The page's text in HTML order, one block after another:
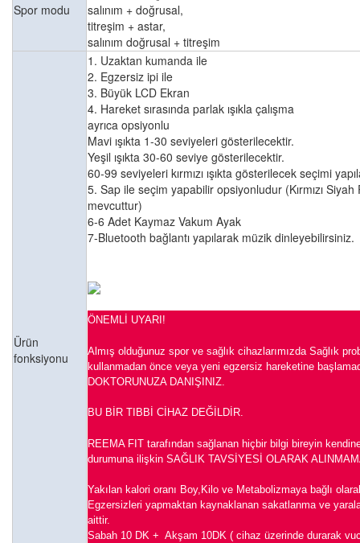
Spor modu
salınım + doğrusal,
titreşim + astar,
salınım doğrusal + titreşim
Ürün
fonksiyonu
1. Uzaktan kumanda ile
2. Egzersiz ipi ile
3. Büyük LCD Ekran
4. Hareket sırasında parlak ışıkla çalışma
ayrıca opsiyonlu
Mavi ışıkta 1-30 seviyeleri gösterilecektir.
Yeşil ışıkta 30-60 seviye gösterilecektir.
60-99 seviyeleri kırmızı ışıkta gösterilecek seçimi
5. Sap ile seçim yapabilir opsiyonludur (Kırmızı
mevcuttur)
6-6 Adet Kaymaz Vakum Ayak
7-Bluetooth bağlantı yapılarak müzik dinleyebilirsiniz.
ÖNEMLİ UYARI!
Almış olduğunuz spor ve sağlık cihazlarımızda Sağlık
kullanmadan önce veya yeni egzersiz hareketine
DOKTORUNUZA DANIŞINIZ.
BU BİR TIBBİ CİHAZ DEĞİLDİR.
REEMA FIT tarafından sağlanan hiçbir bilgi bireyin
durumuna ilişkin SAĞLIK TAVSİYESİ OLARAK
Yakılan kalori oranı Boy,Kilo ve Metabolizmaya bağlı
Egzersizleri yapmaktan kaynaklanan sakatlanma ve
aittir.
Sabah 10 DK + Akşam 10DK ( cihaz üzerinde durarak